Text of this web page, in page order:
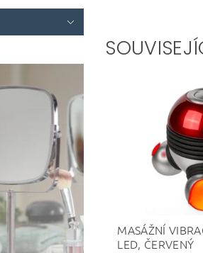
MASÁŽNÍ
LED, ČERVENÝ